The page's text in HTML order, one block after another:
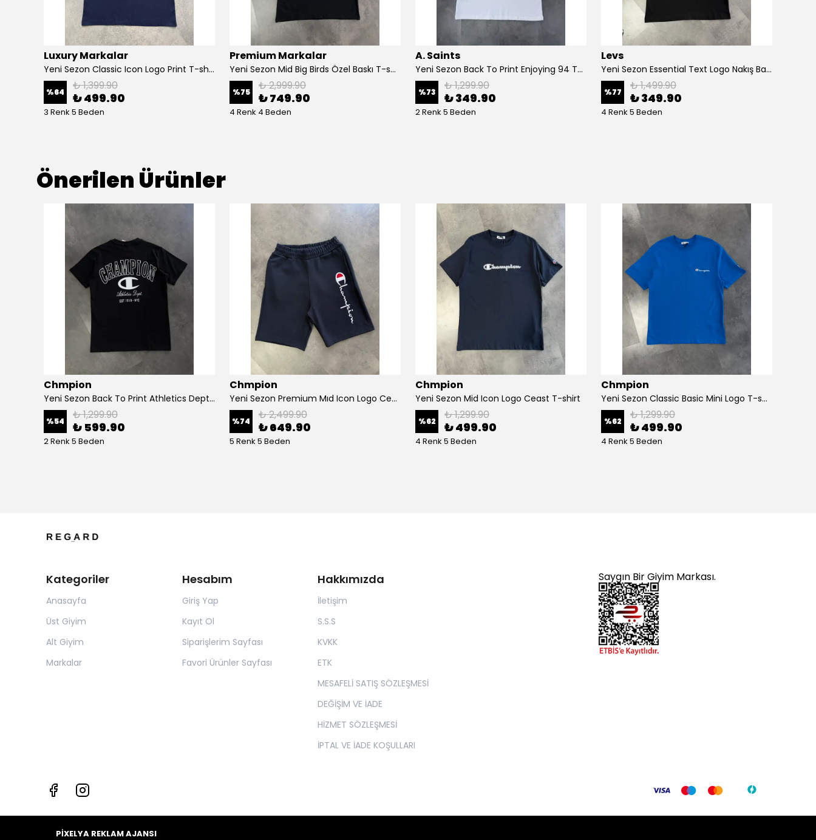
Luxury Markalar
Yeni Sezon Classic Icon Logo Print T-shirt
%64 ₺ 1,399.90
₺ 499.90
3 Renk 5 Beden
Premium Markalar
Yeni Sezon Mid Big Birds Özel Baskı T-shirt
%75 ₺ 2,999.90
₺ 749.90
4 Renk 4 Beden
A. Saints
Yeni Sezon Back To Print Enjoying 94 T-shirt
%73 ₺ 1,299.90
₺ 349.90
2 Renk 5 Beden
Levs
Yeni Sezon Essential Text Logo Nakış Basic T-shirt
%77 ₺ 1,499.90
₺ 349.90
4 Renk 5 Beden
Önerilen Ürünler
Chmpion
Yeni Sezon Back To Print Athletics Depth T-shirt
%54 ₺ 1,299.90
₺ 599.90
2 Renk 5 Beden
Chmpion
Yeni Sezon Premium Mıd Icon Logo Ceast Şort
%74 ₺ 2,499.90
₺ 649.90
5 Renk 5 Beden
Chmpion
Yeni Sezon Mid Icon Logo Ceast T-shirt
%62 ₺ 1,299.90
₺ 499.90
4 Renk 5 Beden
Chmpion
Yeni Sezon Classic Basic Mini Logo T-shirt
%62 ₺ 1,299.90
₺ 499.90
4 Renk 5 Beden
Kategoriler
Anasayfa
Üst Giyim
Alt Giyim
Markalar
Hesabım
Giriş Yap
Kayıt Ol
Siparişlerim Sayfası
Favori Ürünler Sayfası
Hakkımızda
İletişim
S.S.S
KVKK
ETK
MESAFELİ SATIŞ SÖZLEŞMESİ
DEĞİŞİM VE İADE
HİZMET SÖZLEŞMESİ
İPTAL VE İADE KOŞULLARI
Saygın Bir Giyim Markası.
PİXELYA REKLAM AJANSI